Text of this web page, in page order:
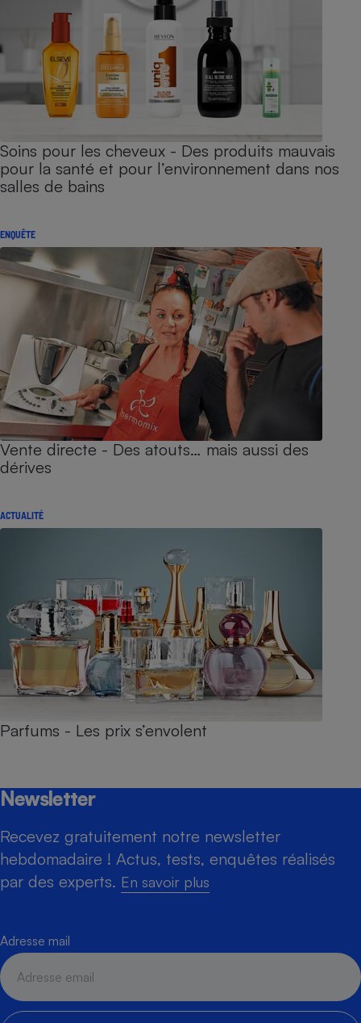
Soins pour les cheveux - Des produits mauvais
pour la santé et pour l’environnement dans nos
salles de bains
ENQUÊTE
Vente directe - Des atouts… mais aussi des
dérives
ACTUALITÉ
Parfums - Les prix s’envolent
Newsletter
Recevez gratuitement notre newsletter
hebdomadaire ! Actus, tests, enquêtes réalisés
par des experts. En savoir plus
Adresse mail